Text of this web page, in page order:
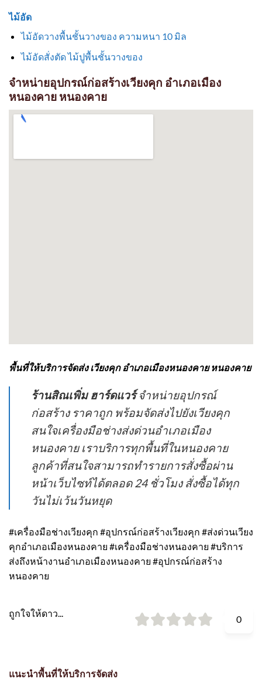
ไม้อัด
ไม้อัดวางพื้นชั้นวางของ ความหนา 10 มิล
ไม้อัดสั่งตัด ไม้ปูพื้นชั้นวางของ
จำหน่ายอุปกรณ์ก่อสร้างเวียงคุก อำเภอเมือง
หนองคาย หนองคาย
พื้นที่ให้บริการจัดส่ง เวียงคุก อำเภอเมืองหนองคาย หนองคาย
ร้านสิณเพิ่ม ฮาร์ดแวร์จำหน่ายอุปกรณ์
ก่อสร้าง ราคาถูก พร้อมจัดส่งไปยังเวียงคุก
สนใจเครื่องมือช่างส่งด่วนอำเภอเมือง
หนองคาย เราบริการทุกพื้นที่ในหนองคาย
ลูกค้าที่สนใจสามารถทำรายการสั่งซื้อผ่าน
หน้าเว็บไซท์ได้ตลอด 24 ชั่วโมง สั่งซื้อได้ทุก
วันไม่เว้นวันหยุด
#เครื่องมือช่างเวียงคุก #อุปกรณ์ก่อสร้างเวียงคุก #ส่งด่วนเวียง
คุกอำเภอเมืองหนองคาย #เครื่องมือช่างหนองคาย #บริการ
ส่งถึงหน้างานอำเภอเมืองหนองคาย #อุปกรณ์ก่อสร้าง
หนองคาย
ถูกใจให้ดาว...
0
แนะนำพื้นที่ให้บริการจัดส่ง